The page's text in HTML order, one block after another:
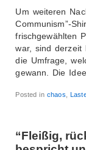
Um weiteren
Communism”-
frischgewählten
war, sind derzeit
die Umfrage,
gewann. Die
Posted inchaos ,
“Fleißig,